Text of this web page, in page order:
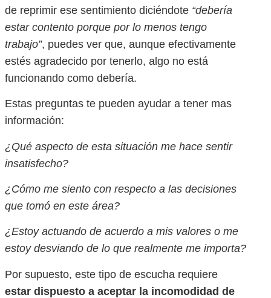
de reprimir ese sentimiento diciéndote “debería
estar contento porque por lo menos tengo
trabajo”, puedes ver que, aunque efectivamente
estés agradecido por tenerlo, algo no está
funcionando como debería.
Estas preguntas te pueden ayudar a tener mas
información:
¿Qué aspecto de esta situación me hace sentir
insatisfecho?
¿Cómo me siento con respecto a las decisiones
que tomó en este área?
¿Estoy actuando de acuerdo a mis valores o me
estoy desviando de lo que realmente me importa?
Por supuesto, este tipo de escucha requiere
estar dispuesto a aceptar la incomodidad de